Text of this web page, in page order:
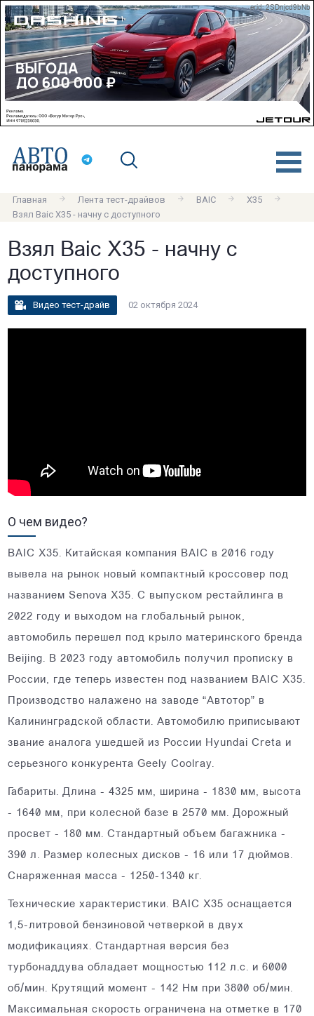
erid: 2SDnjcd9bNb
Главная Лента тест-драйвов BAIC
X35
Взял Baic X35 - начну с доступного
Взял Baic X35 - начну с
доступного
Видео тест-драйв 02 октября 2024
О чем видео?
BAIC X35. Китайская компания BAIC в 2016 году
вывела на рынок новый компактный кроссовер под
названием Senova X35. С выпуском рестайлинга в
2022 году и выходом на глобальный рынок,
автомобиль перешел под крыло материнского бренда
Beijing. В 2023 году автомобиль получил прописку в
России, где теперь известен под названием BAIC X35.
Производство налажено на заводе “Автотор” в
Калининградской области. Автомобилю приписывают
звание аналога ушедшей из России Hyundai Creta и
серьезного конкурента Geely Coolray.
Габариты. Длина - 4325 мм, ширина - 1830 мм, высота
- 1640 мм, при колесной базе в 2570 мм. Дорожный
просвет - 180 мм. Стандартный объем багажника -
390 л. Размер колесных дисков - 16 или 17 дюймов.
Снаряженная масса - 1250-1340 кг.
Технические характеристики. BAIC X35 оснащается
1,5-литровой бензиновой четверкой в двух
модификациях. Стандартная версия без
турбонаддува обладает мощностью 112 л.с. и 6000
об/мин. Крутящий момент - 142 Нм при 3800 об/мин.
Максимальная скорость ограничена на отметке в 170